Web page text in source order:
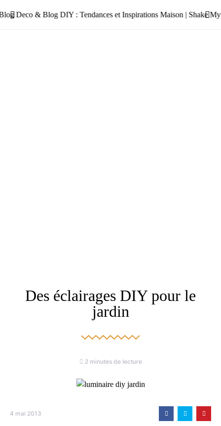
Des éclairages DIY pour le
jardin
2 minutes de lecture
4 mai 2013